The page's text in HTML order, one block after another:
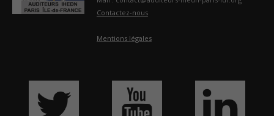
Contactez-nous
Mentions légales